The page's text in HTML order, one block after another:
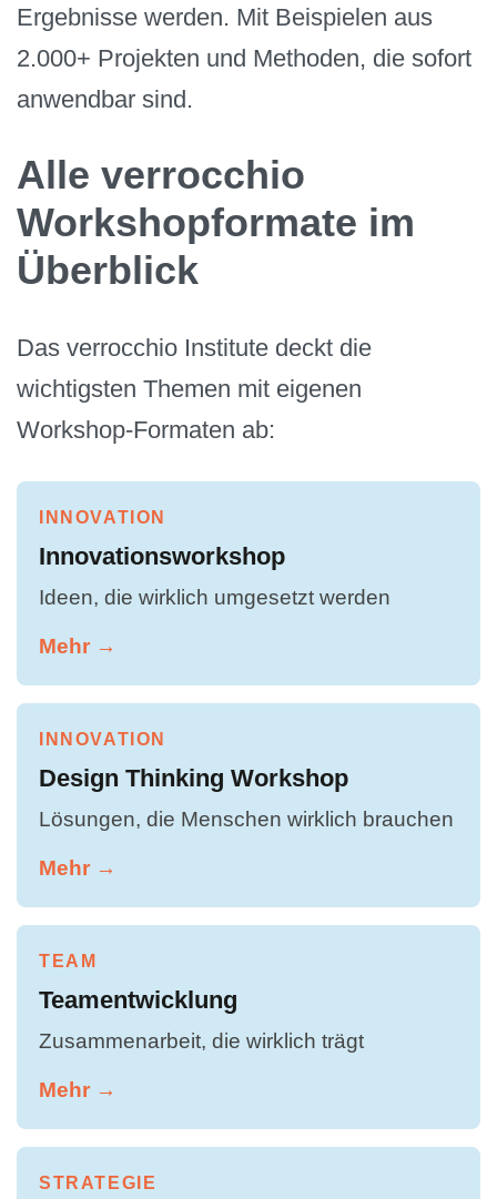
Ergebnisse werden. Mit Beispielen aus
2.000+ Projekten und Methoden, die sofort
anwendbar sind.
Alle verrocchio
Workshopformate im
Überblick
Das verrocchio Institute deckt die
wichtigsten Themen mit eigenen
Workshop-Formaten ab:
INNOVATION
Innovationsworkshop
Ideen, die wirklich umgesetzt werden
Mehr →
INNOVATION
Design Thinking Workshop
Lösungen, die Menschen wirklich brauchen
Mehr →
TEAM
Teamentwicklung
Zusammenarbeit, die wirklich trägt
Mehr →
STRATEGIE